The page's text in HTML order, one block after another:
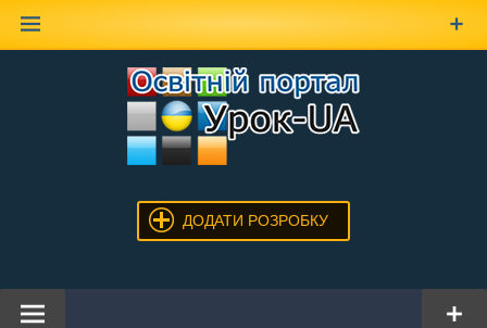
ДОДАТИ РОЗРОБКУ